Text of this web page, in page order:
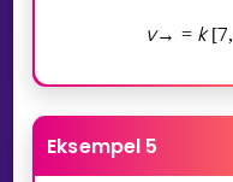
v→ = k [7,
Eksempel 5